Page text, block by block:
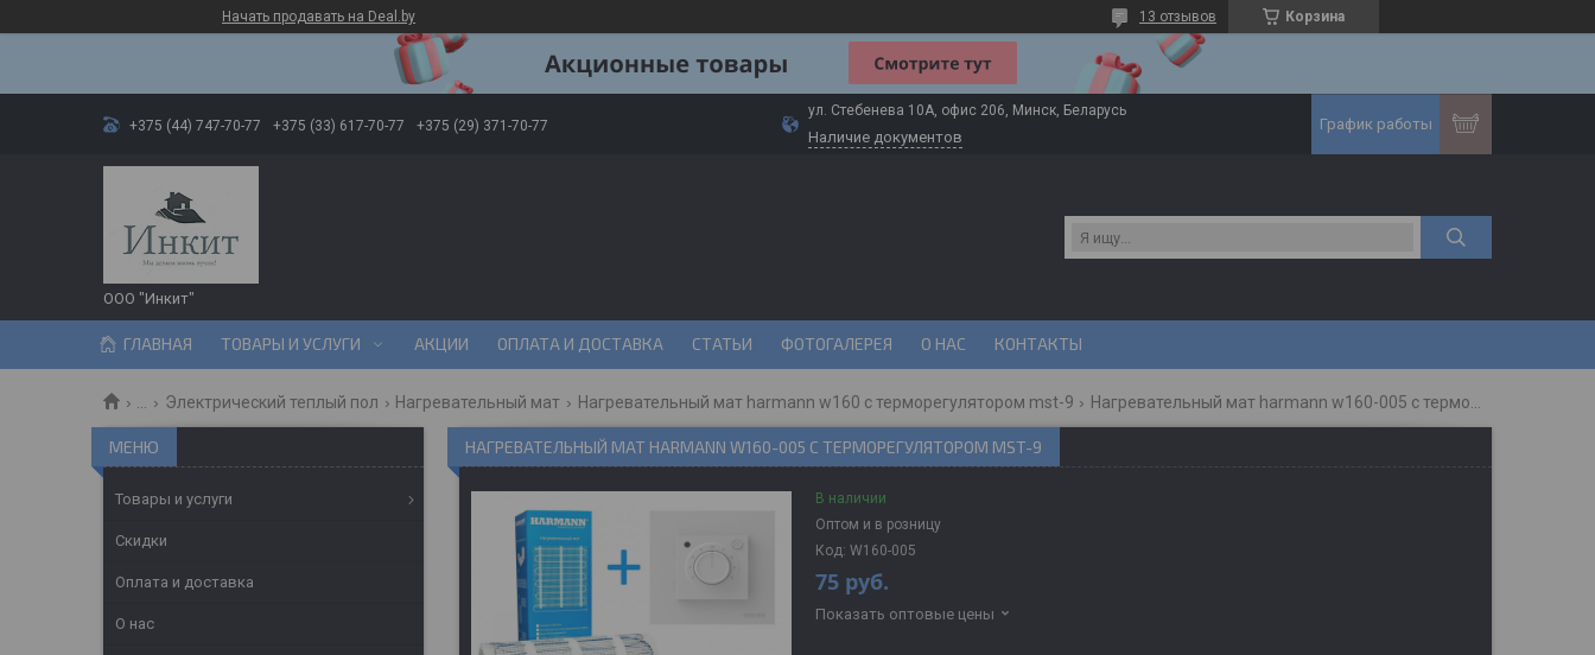
Начать продавать на Deal.by Корзина
13 отзывов
+375 (44) 747-70-77 +375 (33) 617-70-77 +375 (29) 371-70-77
ул. Стебенева 10А, офис 206, Минск, Беларусь
Наличие документов
График работы
ООО "Инкит"
ГЛАВНАЯ ТОВАРЫ И УСЛУГИ АКЦИИ ОПЛАТА И ДОСТАВКА СТАТЬИ ФОТОГАЛЕРЕЯ О НАС КОНТАКТЫ
Электрический теплый пол Нагревательный мат Нагревательный мат harmann w160 с терморегулятором mst-9
НАГРЕВАТЕЛЬНЫЙ МАТ HARMANN W160-005 С ТЕРМОРЕГУЛЯТОРОМ MST-9
В наличии
Оптом и в розницу
Код: W160-005
75 руб.
Показать оптовые цены
Товары и услуги
Скидки
Оплата и доставка
О нас